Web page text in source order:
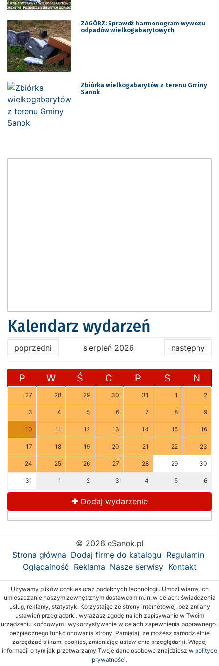
ZAGÓRZ: Sprawdź harmonogram wywozu
odpadów wielkogabarytowych
Zbiórka wielkogabarytów z terenu Gminy
Sanok
Kalendarz wydarzeń
poprzedni sierpień 2026 następny
P W Ś C P S N
27 28 29 30 31 1 2
3 4 5 6 7 8 9
10 11 12 13 14 15 16
17 18 19 20 21 22 23
24 25 26 27 28 29 30
31 1 2 3 4 5 6
Dodaj wydarzenie
© 2026 eSanok.pl
Strona główna Dodaj firmę do katalogu Regulamin
Oglądalność Reklama Nasze serwisy Kontakt
Używamy plików cookies oraz podobnych technologii. Umożliwiamy ich
umieszczanie naszym zewnętrznym dostawcom m.in. w celach: świadczenia
usług, reklamy, statystyk. Korzystając ze strony internetowej, bez zmiany
ustawień przeglądarki, wyrażasz zgodę na ich zapisywanie w Twoim
urządzeniu końcowym i wykorzystywanie w celach zapewnienia poprawnego i
bezpiecznego funkcjonowania strony. Pamiętaj, że możesz samodzielnie
zarządzać plikami cookies, zmieniając ustawienia przeglądarki. Więcej
informacji o tym jak przetwarzamy Twoje dane osobowe znajdziesz w polityce
prywatności.